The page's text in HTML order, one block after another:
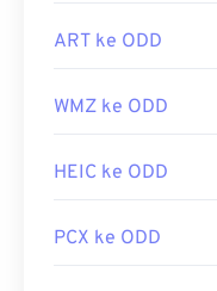
kompatibel
macOS.
Rilis Awal:2010
ART ke ODD
WMZ ke ODD
HEIC ke ODD
PCX ke ODD